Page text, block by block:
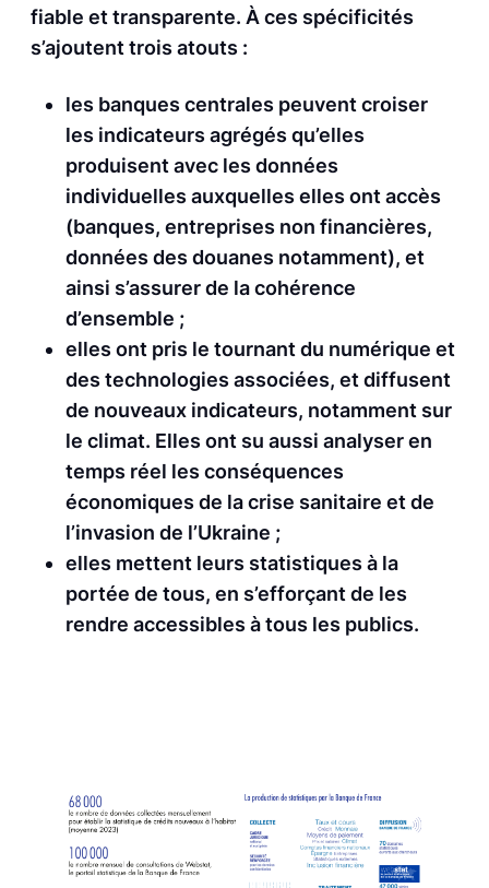
fiable et transparente. À ces spécificités
s’ajoutent trois atouts :
les banques centrales peuvent croiser
les indicateurs agrégés qu’elles
produisent avec les données
individuelles auxquelles elles ont accès
(banques, entreprises non financières,
données des douanes notamment), et
ainsi s’assurer de la cohérence
d’ensemble ;
elles ont pris le tournant du numérique et
des technologies associées, et diffusent
de nouveaux indicateurs, notamment sur
le climat. Elles ont su aussi analyser en
temps réel les conséquences
économiques de la crise sanitaire et de
l’invasion de l’Ukraine ;
elles mettent leurs statistiques à la
portée de tous, en s’efforçant de les
rendre accessibles à tous les publics.